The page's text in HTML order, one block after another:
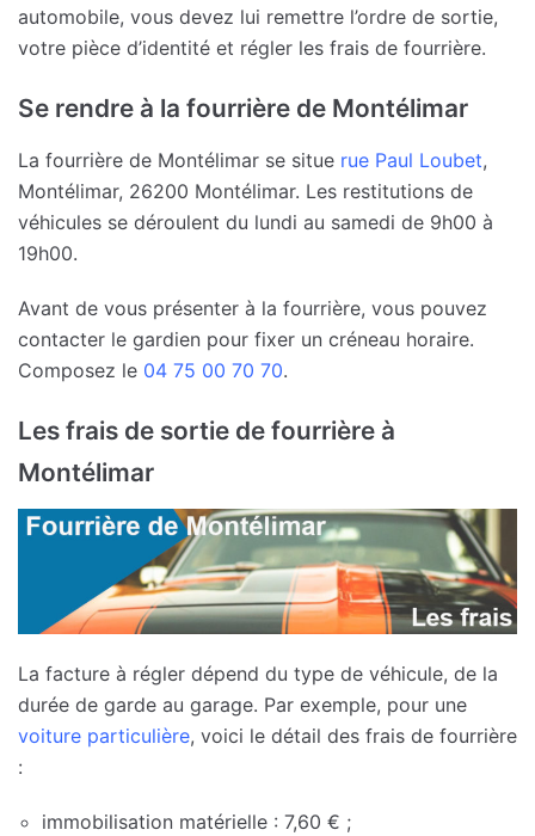
automobile, vous devez lui remettre l’ordre de sortie,
votre pièce d’identité et régler les frais de fourrière.
Se rendre à la fourrière de Montélimar
La fourrière de Montélimar se situe rue Paul Loubet,
Montélimar, 26200 Montélimar. Les restitutions de
véhicules se déroulent du lundi au samedi de 9h00 à
19h00.
Avant de vous présenter à la fourrière, vous pouvez
contacter le gardien pour fixer un créneau horaire.
Composez le 04 75 00 70 70.
Les frais de sortie de fourrière à
Montélimar
La facture à régler dépend du type de véhicule, de la
durée de garde au garage. Par exemple, pour une
voiture particulière, voici le détail des frais de fourrière
:
immobilisation matérielle : 7,60 € ;